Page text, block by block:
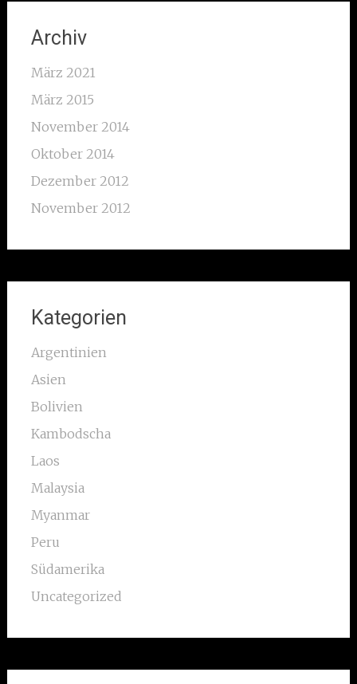
Archiv
März 2021
März 2015
November 2014
Oktober 2014
Dezember 2012
November 2012
Kategorien
Argentinien
Asien
Bolivien
Kambodscha
Laos
Malaysia
Myanmar
Peru
Südamerika
Uncategorized